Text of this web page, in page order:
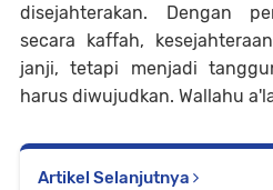
disejahterakan. Dengan
secara kaffah,
janji, tetapi menjadi
harus diwujudkan. Wallahu
Artikel Selanjutnya